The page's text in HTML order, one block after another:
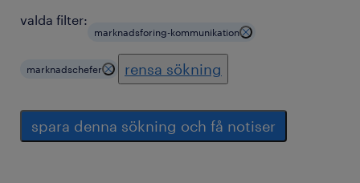
valda filter:
marknadsforing-kommunikation
marknadschefer rensa sökning
spara denna sökning och få notiser